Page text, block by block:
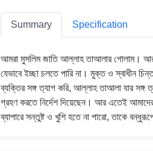
Summary Specification
আমরা মুসলিম জাতি আল্লাহ তাআলার গোলাম। আর
যেভাবে ইচ্ছা চলতে পারি না। মুক্ত ও স্বাধীন
ব্যক্তির সঙ্গ ত্যাগ করি, আল্লাহ তাআলা যার
গ্রহণ করতে নির্দেশ দিয়েছেন। আর এতেই আমাদের
ব্যাপারে সন্তুষ্ট ও খুশি হতে না পারো, তাকে